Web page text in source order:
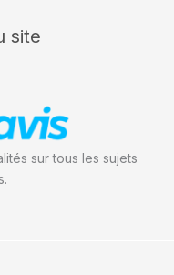
site
sur tous les sujets